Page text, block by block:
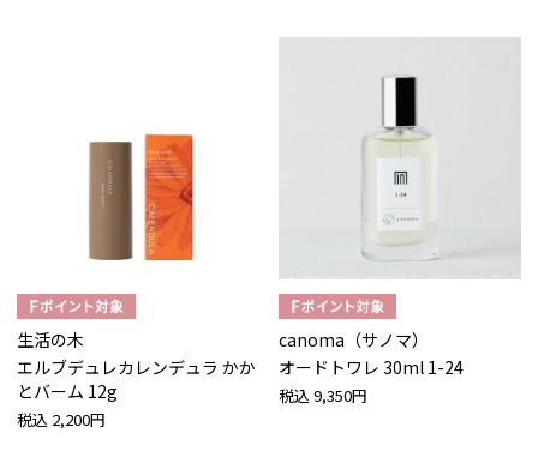
生活の木
エルブデュレカレンデュラ かか
とバーム 12g
税込 2,200円
canoma（サノマ）
オードトワレ 30ml 1-24
税込 9,350円